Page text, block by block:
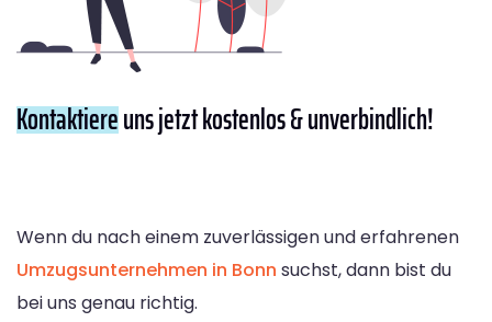
Kontaktiereuns jetzt kostenlos & unverbindlich!
Wenn du nach einem zuverlässigen und erfahrenen
Umzugsunternehmen in Bonn suchst, dann bist du
bei uns genau richtig.